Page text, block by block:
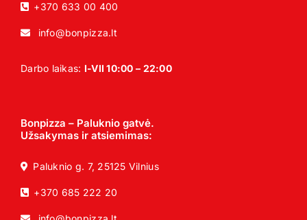
+370 633 00 400
info@bonpizza.lt
Darbo laikas: I-VII 10:00 – 22:00
Bonpizza – Paluknio gatvė.
Užsakymas ir atsiemimas:
Paluknio g. 7, 25125 Vilnius
+370 685 222 20